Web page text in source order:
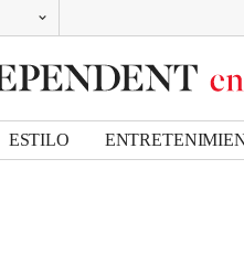
CAMBIAR
ESTILO